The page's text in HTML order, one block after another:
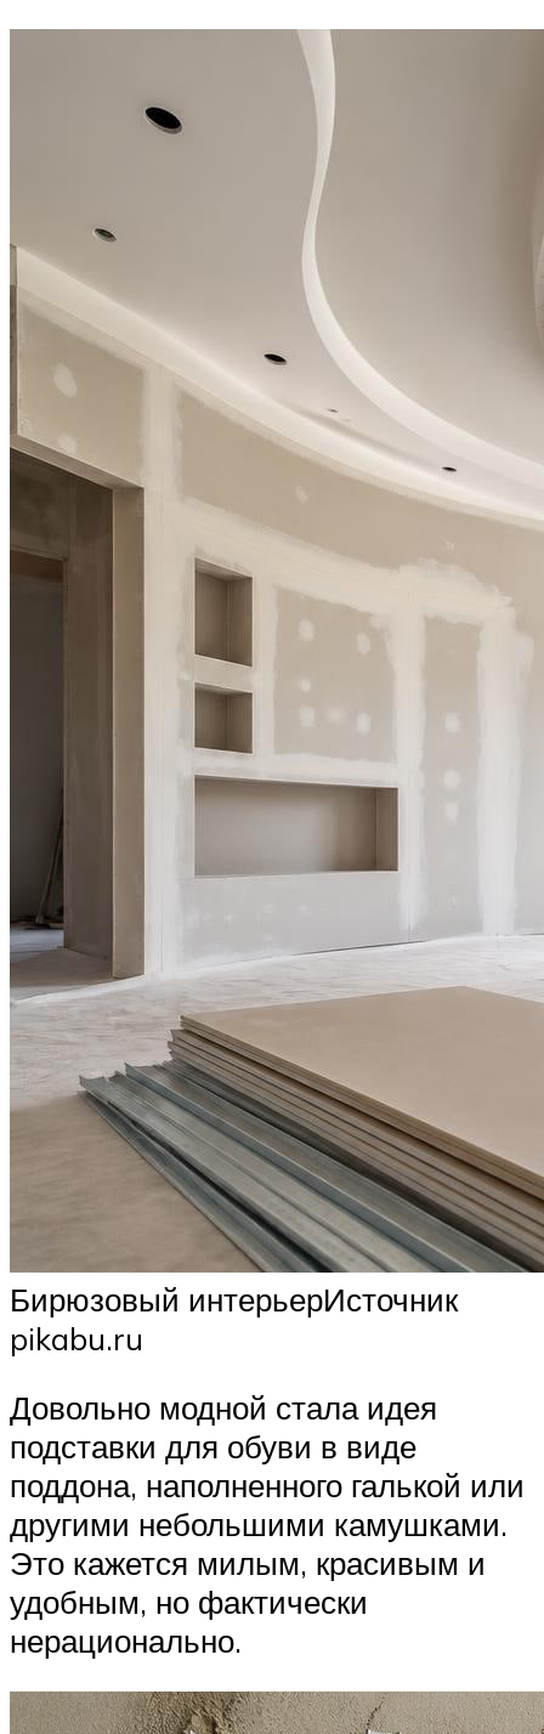
Бирюзовый интерьерИсточник
pikabu.ru
Довольно модной стала идея
подставки для обуви в виде
поддона, наполненного галькой или
другими небольшими камушками.
Это кажется милым, красивым и
удобным, но фактически
нерационально.